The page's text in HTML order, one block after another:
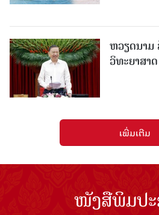
ຫວຽດນາມ
ວິທະຍາສາ
ເພີ່ມເຕີມ
ໜັງສືພິມປະ